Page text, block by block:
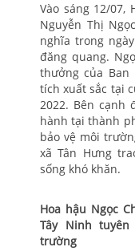
Vào sáng 12/07,
Nguyễn Thị
nghĩa trong
đăng quang.
thưởng của
tích xuất sắc tại
2022. Bên cạnh
hành tại thành
bảo vệ môi
xã Tân Hưng
sống khó khăn.
Hoa hậu Ngọc
Tây Ninh
trường